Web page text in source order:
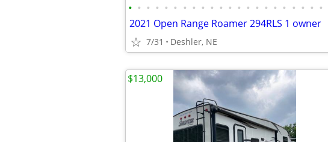
• • • • • • • • • • • • • • • • • • • • • •
2021 Open Range Roamer 294RLS 1 owner
7/31 Deshler, NE
$13,000